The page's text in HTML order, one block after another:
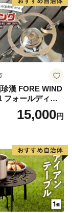
漢 FORE WIND
フォールディン
ストーブ専用 五
15,000円